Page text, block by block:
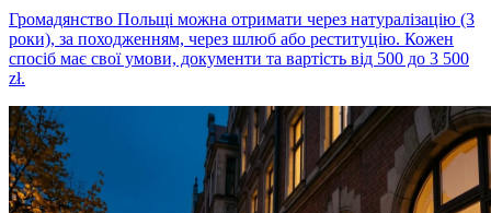
Громадянство Польщі можна отримати через натуралізацію (3
роки), за походженням, через шлюб або реституцію. Кожен
спосіб має свої умови, документи та вартість від 500 до 3 500
zł.